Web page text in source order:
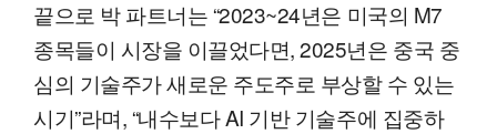
끝으로 박 파트너는 “2023~24년은 미국의 M7
종목들이 시장을 이끌었다면, 2025년은 중국 중
심의 기술주가 새로운 주도주로 부상할 수 있는
시기”라며, “내수보다 AI 기반 기술주에 집중하